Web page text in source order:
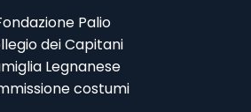
Palio
dei Capitani
Legnanese
costumi